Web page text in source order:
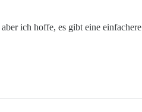
ich hoffe, es gibt eine einfachere